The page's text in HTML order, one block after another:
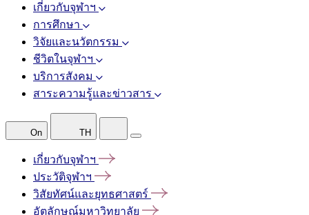
เกี่ยวกับจุฬาฯ
การศึกษา
วิจัยและนวัตกรรม
ชีวิตในจุฬาฯ
บริการสังคม
สาระความรู้และข่าวสาร
On TH
เกี่ยวกับจุฬาฯ
ประวัติจุฬาฯ
วิสัยทัศน์และยุทธศาสตร์
อัตลักษณ์มหาวิทยาลัย